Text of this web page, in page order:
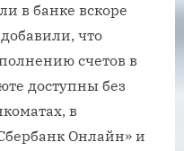
в банке вскоре
что
счетов в
доступны без
в
Онлайн» и